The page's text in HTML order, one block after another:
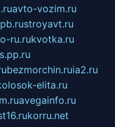
avto-vozim.ru
stroyavt.ru
ru.rukvotka.ru
bezmorchin.ruia2.ru
elita.ru
avegainfo.ru
korru.net